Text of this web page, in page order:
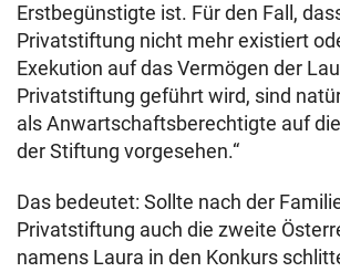
Erstbegünstigte ist. Für den Fall,
Privatstiftung nicht mehr existiert
Exekution auf das Vermögen der
Privatstiftung geführt wird, sind
als Anwartschaftsberechtigte auf
der Stiftung vorgesehen.“
Das bedeutet: Sollte nach der
Privatstiftung auch die zweite
namens Laura in den Konkurs